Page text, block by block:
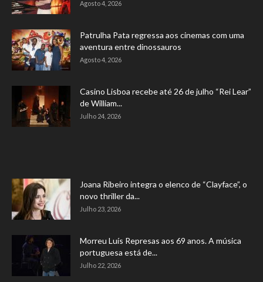
Agosto 4, 2026
Patrulha Pata regressa aos cinemas com uma
aventura entre dinossauros
Agosto 4, 2026
Casino Lisboa recebe até 26 de julho “Rei Lear”
de William...
Julho 24, 2026
Joana Ribeiro integra o elenco de “Clayface”, o
novo thriller da...
Julho 23, 2026
Morreu Luís Represas aos 69 anos. A música
portuguesa está de...
Julho 22, 2026